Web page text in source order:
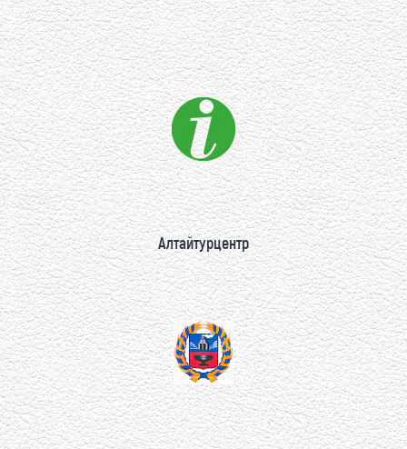
Алтайтурцентр